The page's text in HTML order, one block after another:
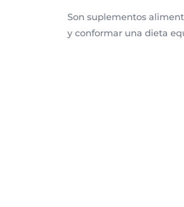
Son suplementos
y conformar una dieta